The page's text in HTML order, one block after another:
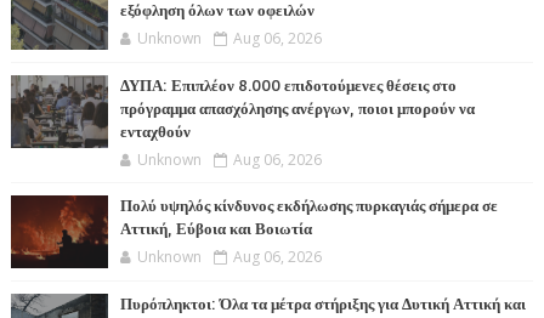
εξόφληση όλων των οφειλών
Unknown Aug 06, 2026
ΔΥΠΑ: Επιπλέον 8.000 επιδοτούμενες θέσεις στο
πρόγραμμα απασχόλησης ανέργων, ποιοι μπορούν να
ενταχθούν
Unknown Aug 06, 2026
Πολύ υψηλός κίνδυνος εκδήλωσης πυρκαγιάς σήμερα σε
Αττική, Εύβοια και Βοιωτία
Unknown Aug 06, 2026
Πυρόπληκτοι: Όλα τα μέτρα στήριξης για Δυτική Αττική και